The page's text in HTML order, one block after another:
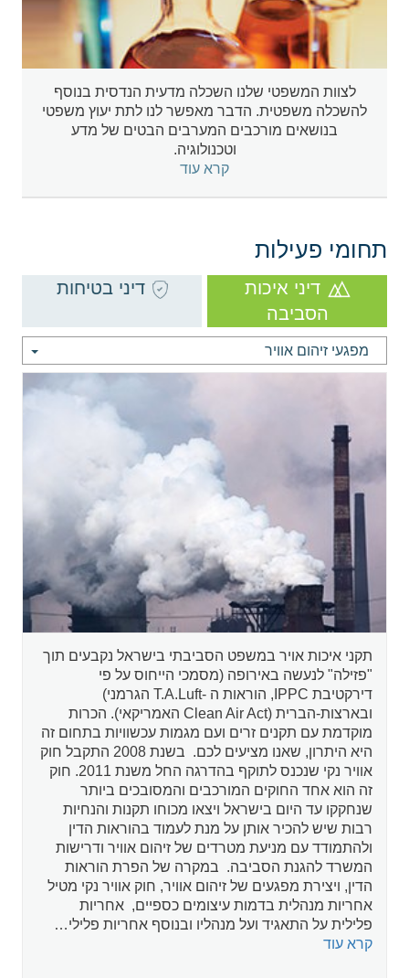
לצוות המשפטי שלנו השכלה מדעית הנדסית בנוסף
להשכלה משפטית. הדבר מאפשר לנו לתת יעוץ משפטי
בנושאים מורכבים המערבים הבטים של מדע
וטכנולוגיה.
קרא עוד
תחומי פעילות
דיני איכות
הסביבה
דיני בטיחות
מפגעי זיהום אוויר
תקני איכות אויר במשפט הסביבתי בישראל נקבעים תוך
"פזילה" לנעשה באירופה (מסמכי הייחוס על פי
דירקטיבת IPPC, הוראות ה -T.A.Luft הגרמני)
ובארצות-הברית (Clean Air Act האמריקאי). הכרות
מוקדמת עם תקנים זרים ועם מגמות עכשוויות בתחום זה
היא היתרון, שאנו מציעים לכם. בשנת 2008 התקבל חוק
אוויר נקי שנכנס לתוקף בהדרגה החל משנת 2011. חוק
זה הוא אחד החוקים המורכבים והמסובכים ביותר
שנחקקו עד היום בישראל ויצאו מכוחו תקנות והנחיות
רבות שיש להכיר אותן על מנת לעמוד בהוראות הדין
ולהתמודד עם מניעת מטרדים של זיהום אוויר ודרישות
המשרד להגנת הסביבה. במקרה של הפרת הוראות
הדין, ויצירת מפגעים של זיהום אוויר, חוק אוויר נקי מטיל
אחריות מנהלית בדמות עיצומים כספיים, אחריות
פלילית על התאגיד ועל מנהליו ובנוסף אחריות פלילי…
קרא עוד